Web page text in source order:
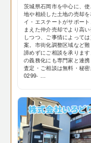
茨城県石岡市を中心に、使
地や相続した土地の売却
イ・エステートがサポー
まえた仲介売却でより高
しつつ、ご事情によって
案。市街化調整区域など
諦めずにご相談を承りま
の義務化にも専門家と連携
査定・ご相談は無料・秘
0299- ...